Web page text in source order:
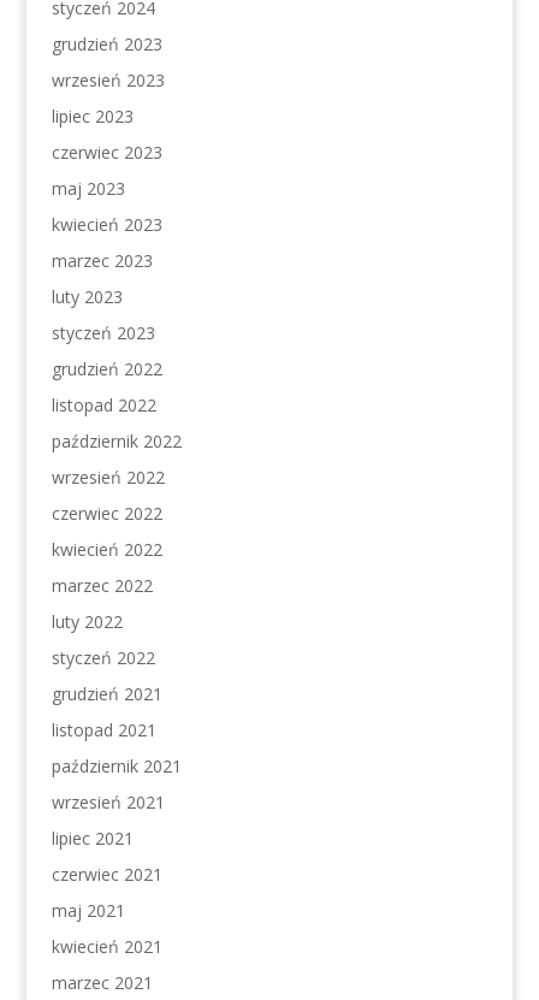
styczeń 2024
grudzień 2023
wrzesień 2023
lipiec 2023
czerwiec 2023
maj 2023
kwiecień 2023
marzec 2023
luty 2023
styczeń 2023
grudzień 2022
listopad 2022
październik 2022
wrzesień 2022
czerwiec 2022
kwiecień 2022
marzec 2022
luty 2022
styczeń 2022
grudzień 2021
listopad 2021
październik 2021
wrzesień 2021
lipiec 2021
czerwiec 2021
maj 2021
kwiecień 2021
marzec 2021